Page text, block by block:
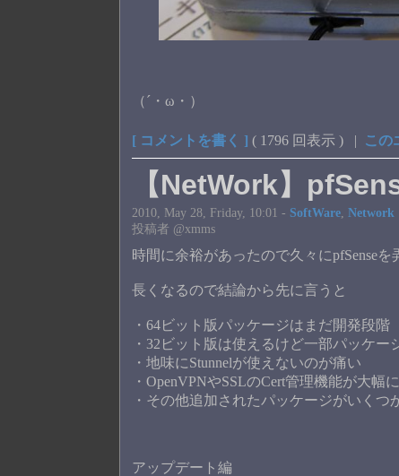
（´・ω・）
[ コメントを書く ] ( 1796 回表示 ) | この
【NetWork】
2010, May 28, Friday, 10:01 - SoftWare ,Network
投稿者 @xmms
時間に余裕があったので久々にpfSenseを
長くなるので結論から先に言うと
・64ビット版パッケージはまだ開発段階
・32ビット版は使えるけど一部パッケー
・地味にStunnelが使えないのが痛い
・OpenVPNやSSLのCert管理機能が大幅
・その他追加されたパッケージがいくつ
アップデート編